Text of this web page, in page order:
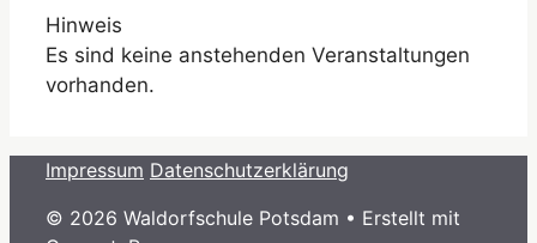
Hinweis
Es sind keine anstehenden Veranstaltungen
vorhanden.
Impressum Datenschutzerklärung
© 2026 Waldorfschule Potsdam • Erstellt mit